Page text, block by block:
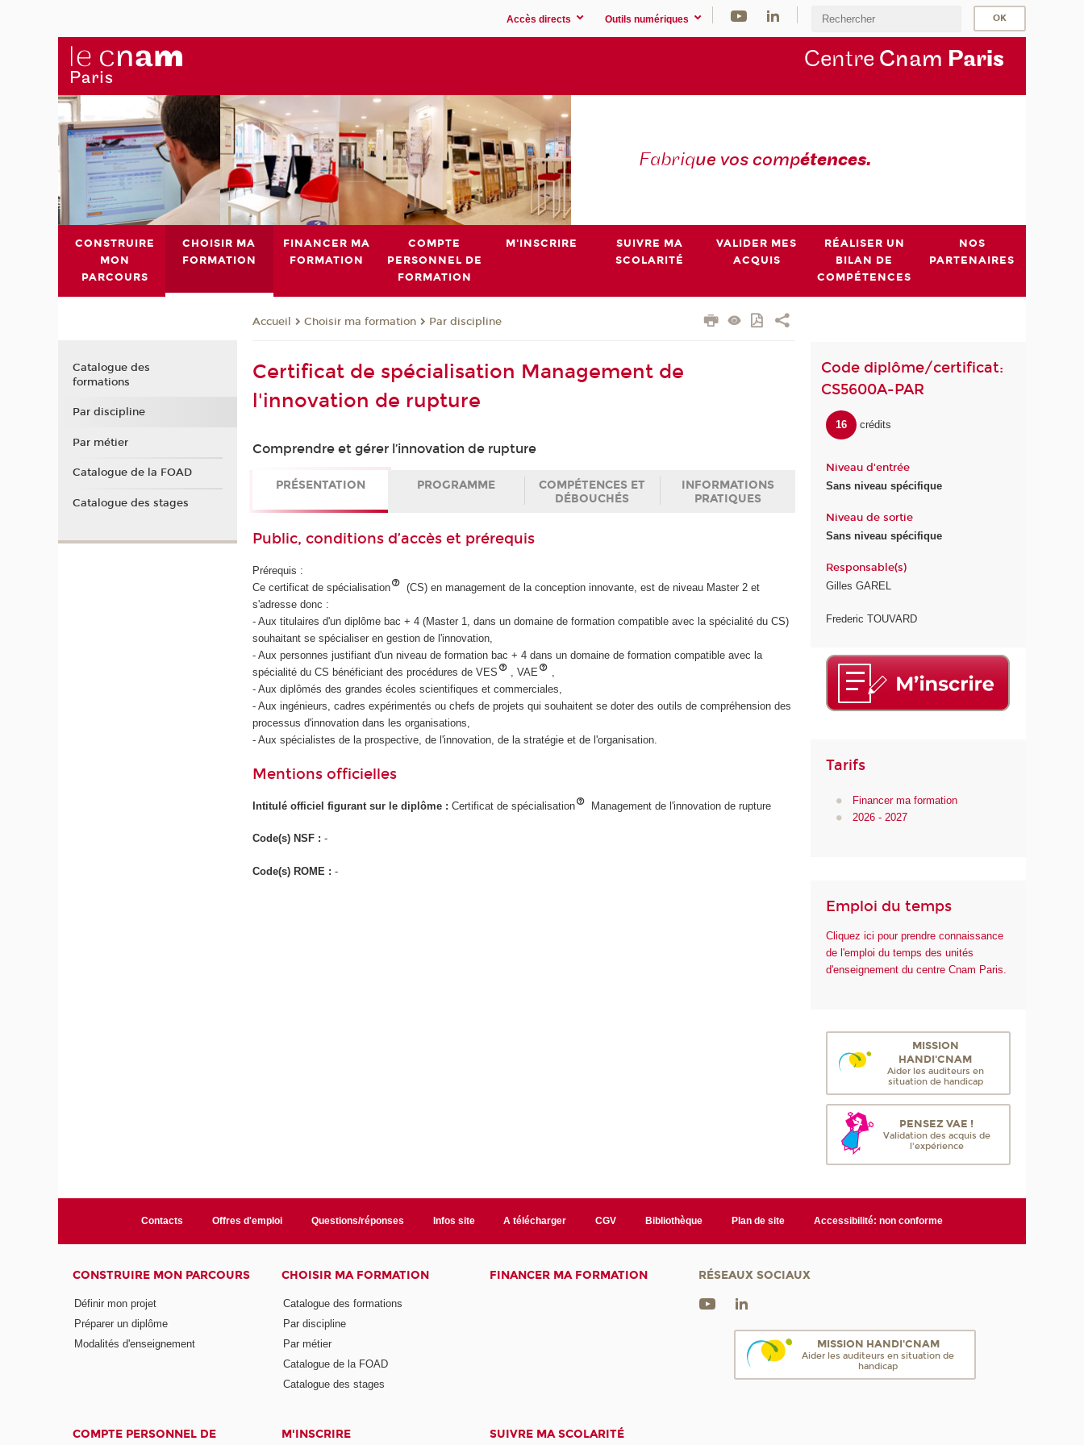
Accès directs Outils numériques
Centre Cnam Paris
Fabrique vos compétences.
CONSTRUIRE
MON
PARCOURS
CHOISIR MA
FORMATION
FINANCER MA
FORMATION
COMPTE
PERSONNEL DE
FORMATION
M'INSCRIRE
SUIVRE MA
SCOLARITÉ
VALIDER MES
ACQUIS
RÉALISER UN
BILAN DE
COMPÉTENCES
NOS
PARTENAIRES
Accueil Choisir ma formation Par discipline
Certificat de spécialisation Management de
l'innovation de rupture
Comprendre et gérer l’innovation de rupture
PRÉSENTATION PROGRAMME
COMPÉTENCES ET
DÉBOUCHÉS
INFORMATIONS
PRATIQUES
Public, conditions d’accès et prérequis
Prérequis :
Ce certificat de spécialisation
(CS) en management de la conception innovante, est de niveau Master 2 et
s'adresse donc :
- Aux titulaires d'un diplôme bac + 4 (Master 1, dans un domaine de formation compatible avec la spécialité du CS)
souhaitant se spécialiser en gestion de l'innovation,
- Aux personnes justifiant d'un niveau de formation bac + 4 dans un domaine de formation compatible avec la
spécialité du CS bénéficiant des procédures de VES
, VAE
- Aux diplômés des grandes écoles scientifiques et commerciales,
- Aux ingénieurs, cadres expérimentés ou chefs de projets qui souhaitent se doter des outils de compréhension des
processus d'innovation dans les organisations,
- Aux spécialistes de la prospective, de l'innovation, de la stratégie et de l'organisation.
Mentions officielles
Intitulé officiel figurant sur le diplôme :Certificat de spécialisation Management de l'innovation de rupture
Code(s) NSF :-
Code(s) ROME :-
Code diplôme/certificat:
CS5600A-PAR
16 crédits
Niveau d'entrée
Sans niveau spécifique
Niveau de sortie
Sans niveau spécifique
Responsable(s)
Gilles GAREL
Frederic TOUVARD
Tarifs
Financer ma formation
2026 - 2027
Emploi du temps
Cliquez ici pour prendre connaissance
de l'emploi du temps des unités
d'enseignement du centre Cnam Paris.
MISSION
HANDI'CNAM
Aider les auditeurs en
situation de handicap
PENSEZ VAE !
Validation des acquis de
l'expérience
Catalogue des
formations
Par discipline
Par métier
Catalogue de la FOAD
Catalogue des stages
Contacts Offres d'emploi Questions/réponses Infos site A télécharger CGV Bibliothèque Plan de site Accessibilité: non conforme
CONSTRUIRE MON PARCOURS
Définir mon projet
Préparer un diplôme
Modalités d'enseignement
CHOISIR MA FORMATION
Catalogue des formations
Par discipline
Par métier
Catalogue de la FOAD
Catalogue des stages
FINANCER MA FORMATION
COMPTE PERSONNEL DE
M'INSCRIRE SUIVRE MA SCOLARITÉ
RÉSEAUX SOCIAUX
MISSION HANDI'CNAM
Aider les auditeurs en situation de
handicap